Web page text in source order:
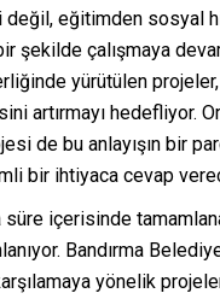
eğitimden sosyal
şekilde çalışmaya
yürütülen projeler,
artırmayı hedefliyor.
de bu anlayışın bir
bir ihtiyaca cevap
süre içerisinde
Bandırma
yönelik